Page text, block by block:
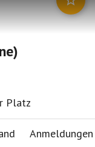
Platz
Anmeldungen